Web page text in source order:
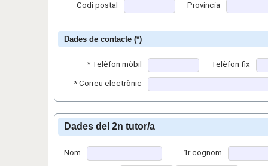
Codi postal Província
Dades de contacte (*)
* Telèfon mòbil Telèfon fix
* Correu electrònic
Dades del 2n tutor/a
Nom 1r cognom